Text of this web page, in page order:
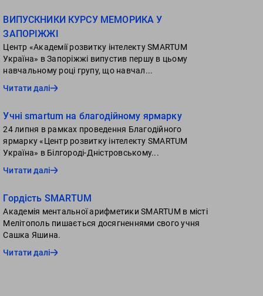
ВИПУСКНИКИ КУРСУ МЕМОРИКА У
ЗАПОРІЖЖІ
Центр «Академії розвитку інтелекту SMARTUM
Україна» в Запоріжжі випустив першу в цьому
навчальному році групу, що навчал...
Читати далі
Учні smartum на благодійному ярмарку
24 липня в рамках проведення Благодійного
ярмарку «Центр розвитку інтелекту SMARTUM
Україна» в Білгороді-Дністровському...
Читати далі
Гордiсть SMARTUM
Академія ментальної арифметики SMARTUM в місті
Мелітополь пишається досягненнями свого учня
Сашка Яшина.
Читати далі